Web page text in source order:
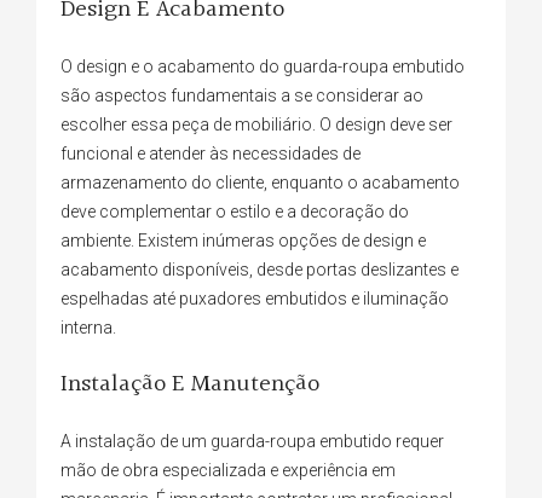
Design E Acabamento
O design e o acabamento do guarda-roupa embutido
são aspectos fundamentais a se considerar ao
escolher essa peça de mobiliário. O design deve ser
funcional e atender às necessidades de
armazenamento do cliente, enquanto o acabamento
deve complementar o estilo e a decoração do
ambiente. Existem inúmeras opções de design e
acabamento disponíveis, desde portas deslizantes e
espelhadas até puxadores embutidos e iluminação
interna.
Instalação E Manutenção
A instalação de um guarda-roupa embutido requer
mão de obra especializada e experiência em